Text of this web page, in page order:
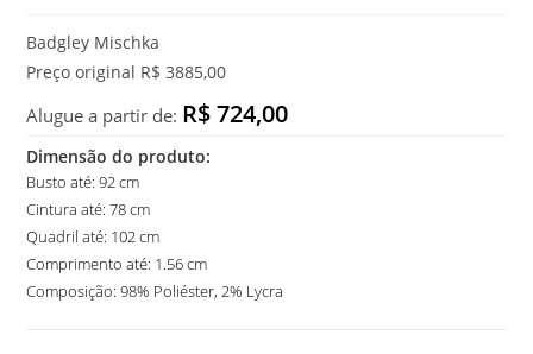
Badgley Mischka
Preço original R$ 3885,00
Alugue a partir de: R$ 724,00
Dimensão do produto:
Busto até: 92 cm
Cintura até: 78 cm
Quadril até: 102 cm
Comprimento até: 1.56 cm
Composição: 98% Poliéster, 2% Lycra